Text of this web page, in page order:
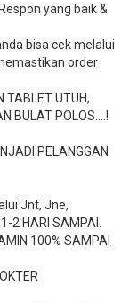
yang baik &
bisa cek melalui
order
TABLET UTUH,
BULAT POLOS….!
PELANGGAN
Jnt, Jne,
2 HARI SAMPAI.
100% SAMPAI